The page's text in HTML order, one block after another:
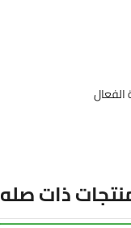
ذات صله